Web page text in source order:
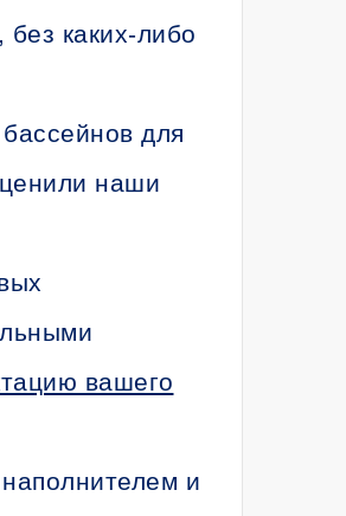
каких-либо
для
наши
вашего
и